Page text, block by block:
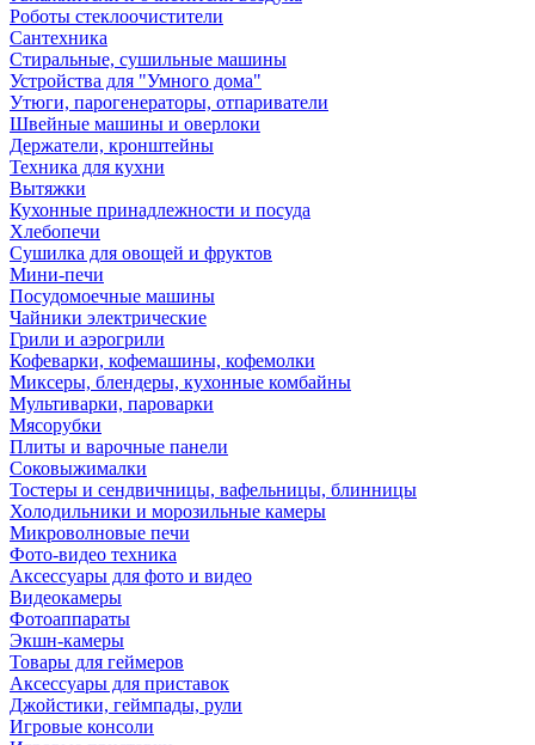
Роботы стеклоочистители
Сантехника
Стиральные, сушильные машины
Устройства для "Умного дома"
Утюги, парогенераторы, отпариватели
Швейные машины и оверлоки
Держатели, кронштейны
Техника для кухни
Вытяжки
Кухонные принадлежности и посуда
Хлебопечи
Сушилка для овощей и фруктов
Мини-печи
Посудомоечные машины
Чайники электрические
Грили и аэрогрили
Кофеварки, кофемашины, кофемолки
Миксеры, блендеры, кухонные комбайны
Мультиварки, пароварки
Мясорубки
Плиты и варочные панели
Соковыжималки
Тостеры и сендвичницы, вафельницы, блинницы
Холодильники и морозильные камеры
Микроволновые печи
Фото-видео техника
Аксессуары для фото и видео
Видеокамеры
Фотоаппараты
Экшн-камеры
Товары для геймеров
Аксессуары для приставок
Джойстики, геймпады, рули
Игровые консоли